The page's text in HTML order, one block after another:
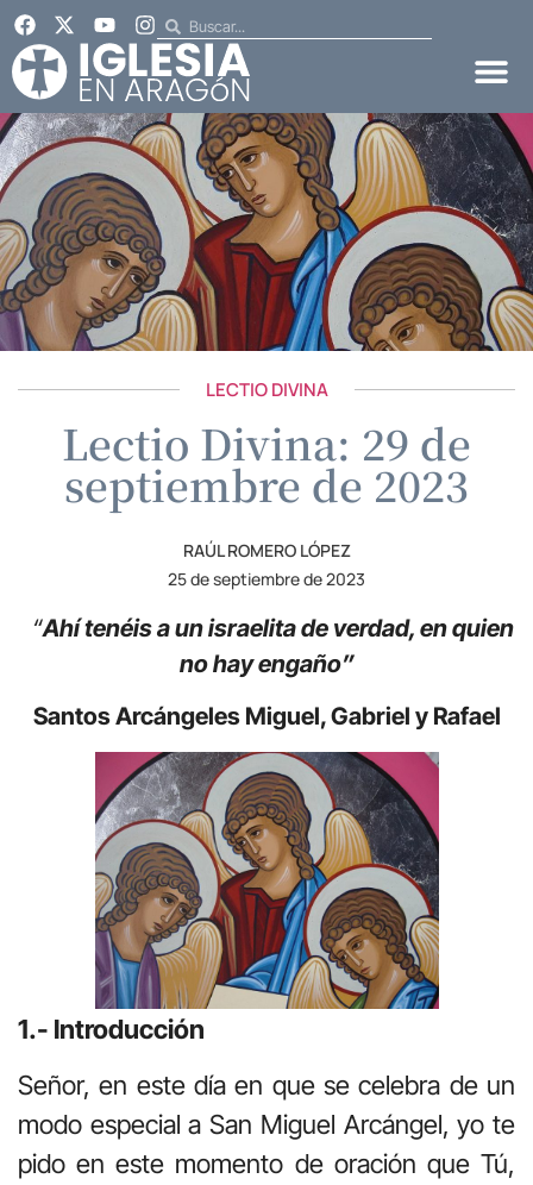
LECTIO DIVINA
Lectio Divina: 29 de
septiembre de 2023
RAÚL ROMERO LÓPEZ
25 de septiembre de 2023
“Ahí tenéis a un israelita de verdad, en quien
no hay engaño”
Santos Arcángeles Miguel, Gabriel y Rafael
1.- Introducción
Señor, en este día en que se celebra de un
modo especial a San Miguel Arcángel, yo te
pido en este momento de oración que Tú,